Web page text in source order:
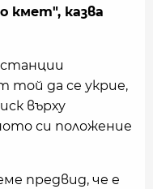
кмет", казва
той да се укрие,
върху
си положение
предвид, че е